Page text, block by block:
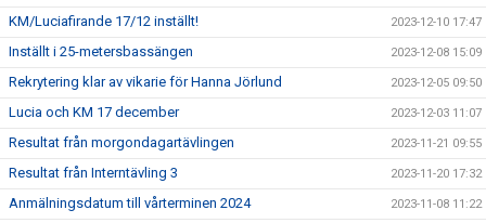
KM/Luciafirande 17/12 inställt! 2023-12-10 17:47
Inställt i 25-metersbassängen 2023-12-08 15:09
Rekrytering klar av vikarie för Hanna Jörlund 2023-12-05 09:50
Lucia och KM 17 december 2023-12-03 11:07
Resultat från morgondagartävlingen 2023-11-21 09:55
Resultat från Interntävling 3 2023-11-20 17:32
Anmälningsdatum till vårterminen 2024 2023-11-08 11:22